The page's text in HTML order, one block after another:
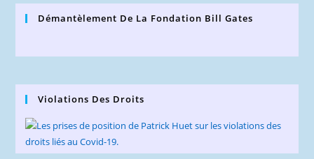
Démantèlement De La Fondation Bill Gates
Violations Des Droits